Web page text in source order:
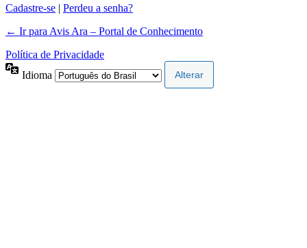
Cadastre-se | Perdeu a senha?
← Ir para Avis Ara – Portal de Conhecimento
Política de Privacidade
Idioma